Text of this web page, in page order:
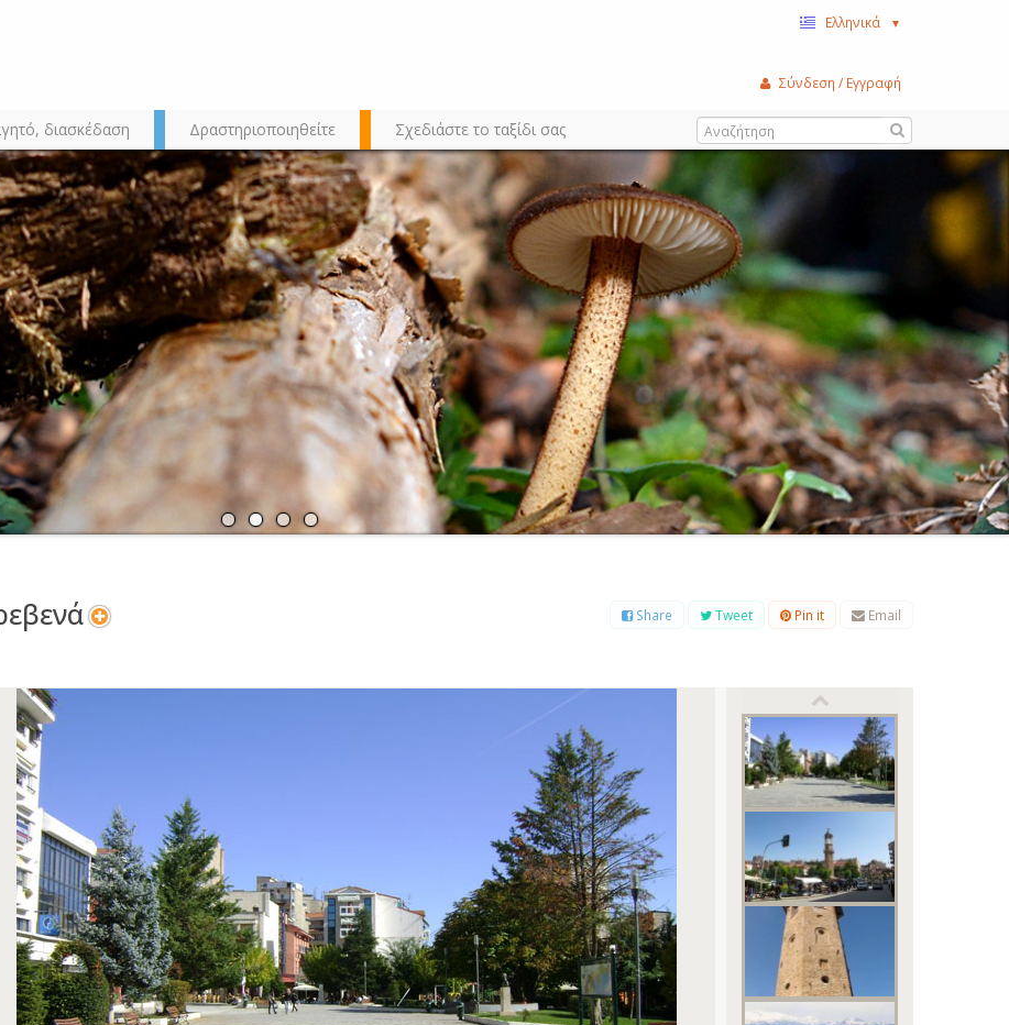
Ελληνικά ▼
διασκέδαση Δραστηριοποιηθείτε Σχεδιάστε το ταξίδι σας
Σύνδεση / Εγγραφή
Share Tweet Pin it Email